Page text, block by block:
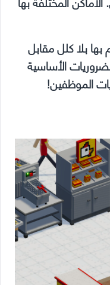
بلا كلل مقابل
الأساسية
الموظفين!